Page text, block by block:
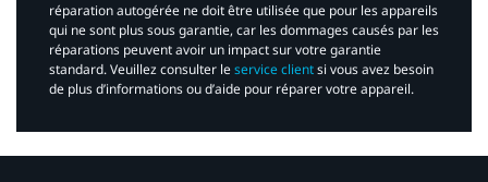
réparation autogérée ne doit être utilisée que pour les appareils
qui ne sont plus sous garantie, car les dommages causés par les
réparations peuvent avoir un impact sur votre garantie
standard. Veuillez consulter leservice clientsi vous avez besoin
de plus d’informations ou d’aide pour réparer votre appareil.​